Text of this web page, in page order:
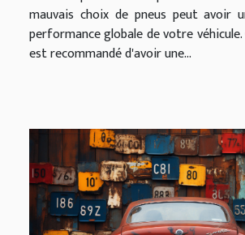
mauvais choix de pneus peut avoir
performance globale de votre
est recommandé d'avoir une...